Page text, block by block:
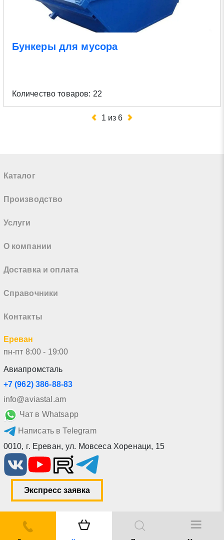
Бункеры для мусора
Количество товаров: 22
1 из6
Каталог
Производство
Услуги
О компании
Доставка и оплата
Справочники
Контакты
Ереван
пн-пт 8:00 - 19:00
Авиапромсталь
+7 (962) 386-88-83
info@aviastal.am
Чат в Whatsapp
Написать в Telegram
0010, г. Ереван, ул. Мовсеса Хоренаци, 15
Экспресс заявка